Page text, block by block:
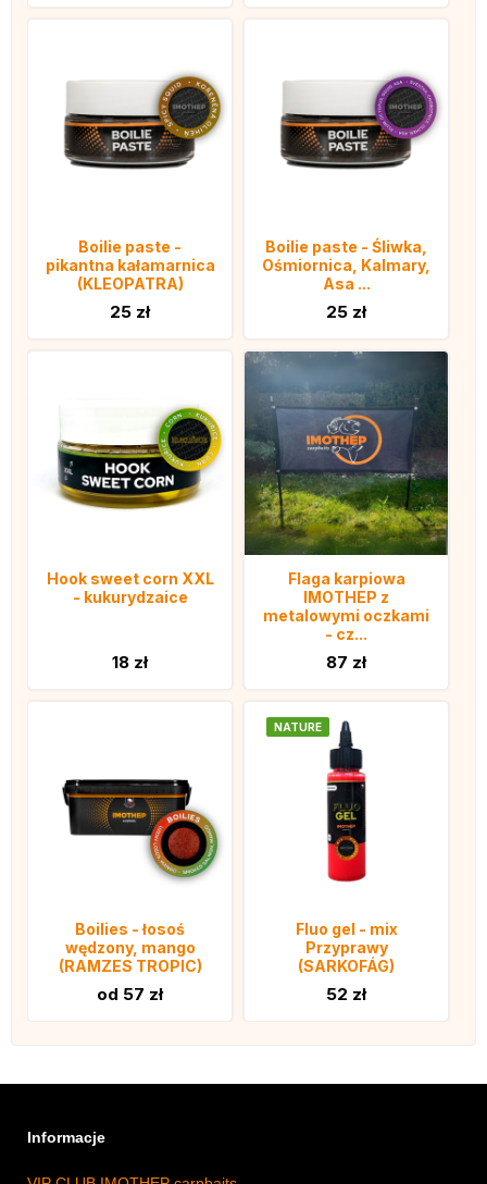
Boilie paste -
pikantna kałamarnica
(KLEOPATRA)
25 zł
Boilie paste - Śliwka,
Ośmiornica, Kalmary,
Asa ...
25 zł
Hook sweet corn XXL
- kukurydzaice
18 zł
Flaga karpiowa
IMOTHEP z
metalowymi oczkami
- cz...
87 zł
Boilies - łosoś
wędzony, mango
(RAMZES TROPIC)
od 57 zł
NATURE
Fluo gel - mix
Przyprawy
(SARKOFÁG)
52 zł
Informacje